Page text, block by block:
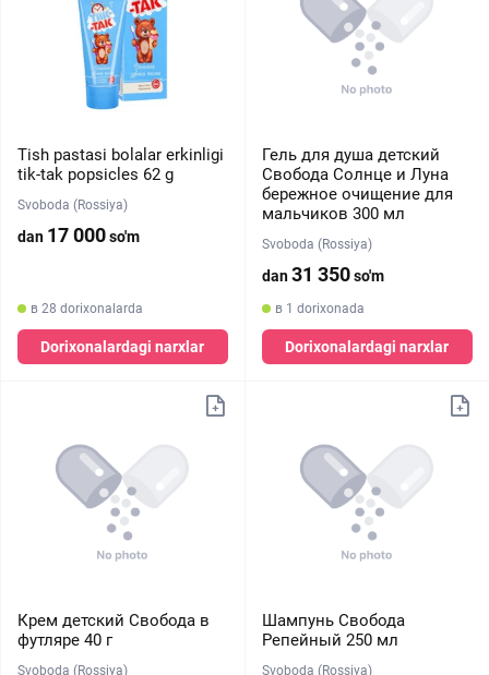
Tish pastasi bolalar erkinligi
tik-tak popsicles 62 g
Svoboda (Rossiya)
dan 17 000so'm
в 28 dorixonalarda
Dorixonalardagi narxlar
Гель для душа детский
Свобода Солнце и Луна
бережное очищение для
мальчиков 300 мл
Svoboda (Rossiya)
dan31 350so'm
в 1 dorixonada
Dorixonalardagi narxlar
Крем детский Свобода в
футляре 40 г
Svoboda (Rossiya)
Шампунь Свобода
Репейный 250 мл
Svoboda (Rossiya)